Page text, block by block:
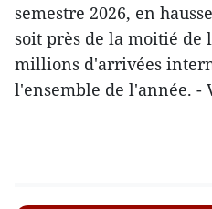
semestre 2026, en
soit près de la moitié de
millions d'arrivées
l'ensemble de l'année. -